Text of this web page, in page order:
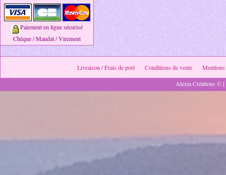
Paiement en ligne sécurisé
Chèque / Mandat / Virement
Livraison / Frais de port Conditions de vente
Mentions
Alexia Créations ©